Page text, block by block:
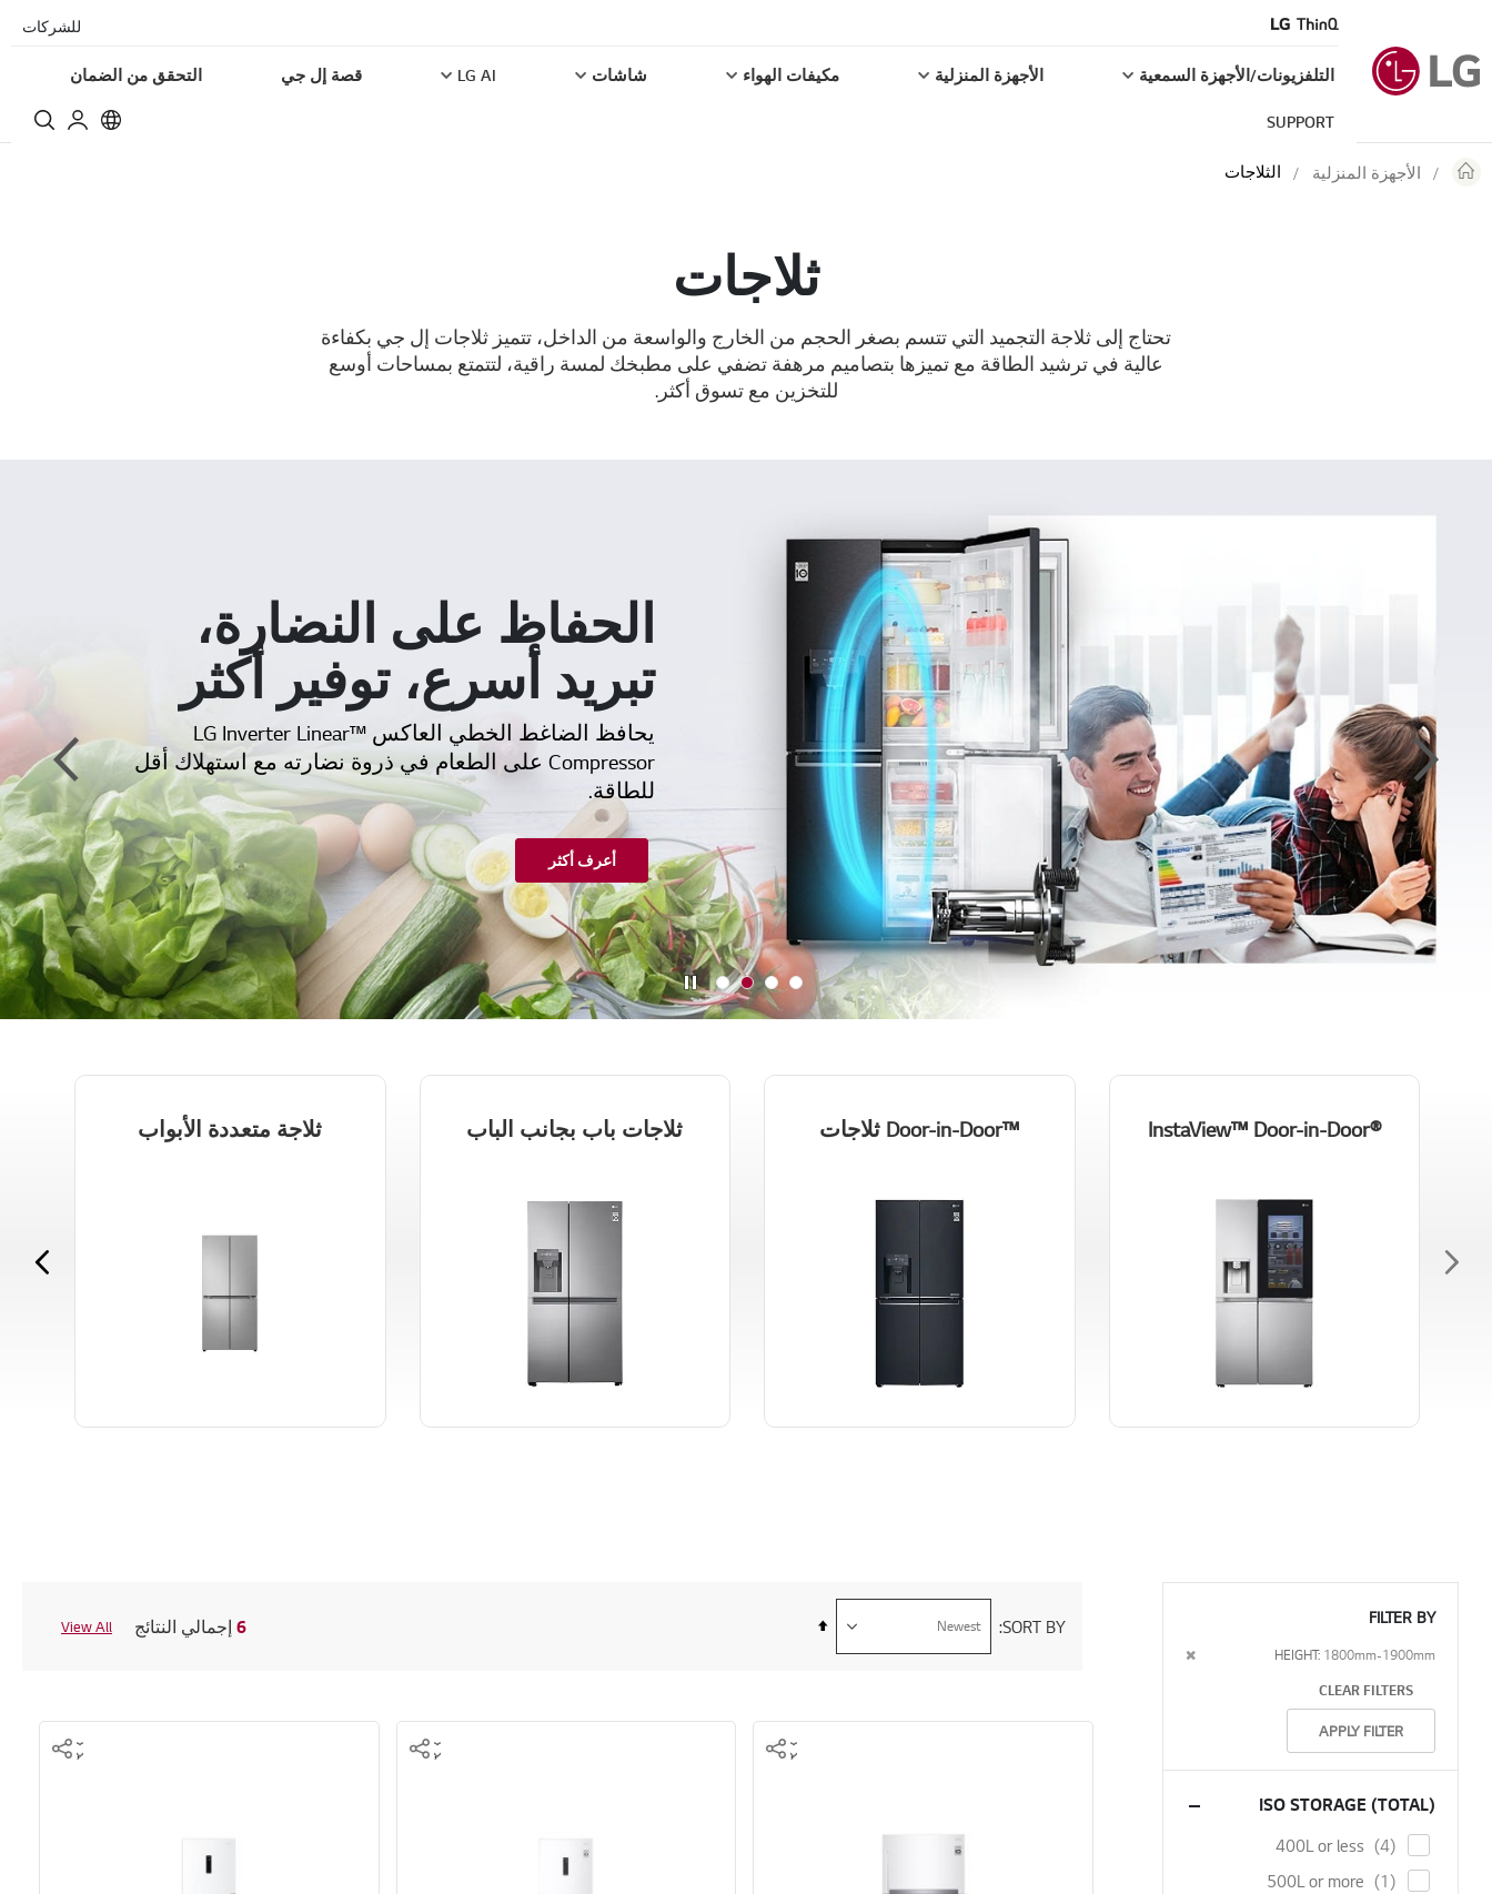
للشركات
التلفزيونات/الأجهزة السمعية الأجهزة المنزلية مكيفات الهواء شاشات LG AI قصة إل جي التحقق من الضمان
SUPPORT
الأجهزة المنزلية الثلاجات
ثلاجات
تحتاج إلى ثلاجة التجميد التي تتسم بصغر الحجم من الخارج والواسعة من الداخل، تتميز ثلاجات إل جي بكفاءة
عالية في ترشيد الطاقة مع تميزها بتصاميم مرهفة تضفي على مطبخك لمسة راقية، لتتمتع بمساحات أوسع
للتخزين مع تسوق أكثر.
الحفاظ على النضارة،
تبريد أسرع، توفير أكثر
يحافظ الضاغط الخطي العاكس ™LG Inverter Linear
Compressor على الطعام في ذروة نضارته مع استهلاك أقل
للطاقة.
أعرف أكثر
®InstaView™ Door-in-Door ™Door-in-Door ثلاجات ثلاجات باب بجانب الباب ثلاجة متعددة الأبواب
SORT BY
Descending
6 إجمالي النتائج View All FILTER BY
HEIGHT 1800mm-1900mm
CLEAR FILTERS
APPLY FILTER
ISO STORAGE (TOTAL)
400L or less 4
items
500L or more
1
item